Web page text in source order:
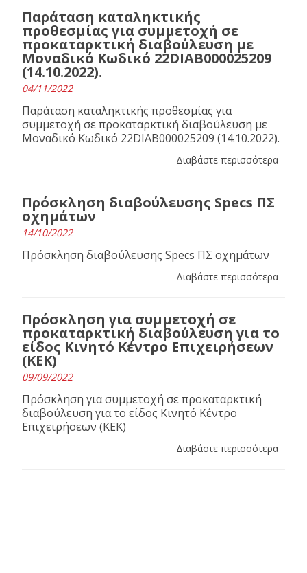
Παράταση καταληκτικής
προθεσμίας για συμμετοχή σε
προκαταρκτική διαβούλευση με
Μοναδικό Κωδικό 22DIAB000025209
(14.10.2022).
04/11/2022
Παράταση καταληκτικής προθεσμίας για
συμμετοχή σε προκαταρκτική διαβούλευση με
Μοναδικό Κωδικό 22DIAB000025209 (14.10.2022).
Διαβάστε περισσότερα
Πρόσκληση διαβούλευσης Specs ΠΣ
οχημάτων
14/10/2022
Πρόσκληση διαβούλευσης Specs ΠΣ οχημάτων
Διαβάστε περισσότερα
Πρόσκληση για συμμετοχή σε
προκαταρκτική διαβούλευση για το
είδος Κινητό Κέντρο Επιχειρήσεων
(ΚΕΚ)
09/09/2022
Πρόσκληση για συμμετοχή σε προκαταρκτική
διαβούλευση για το είδος Κινητό Κέντρο
Επιχειρήσεων (ΚΕΚ)
Διαβάστε περισσότερα